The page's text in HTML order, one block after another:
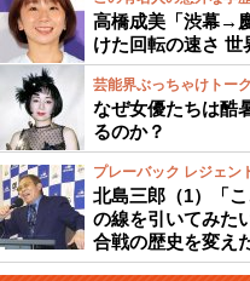
高橋成美「渋幕→
けた回転の速さ
芸能界ぶっちゃけトーク
なぜ女優たちは酷
るのか？
プレーバック レジェン
北島三郎（1）「
の線を引いてみた
合戦の歴史を変え